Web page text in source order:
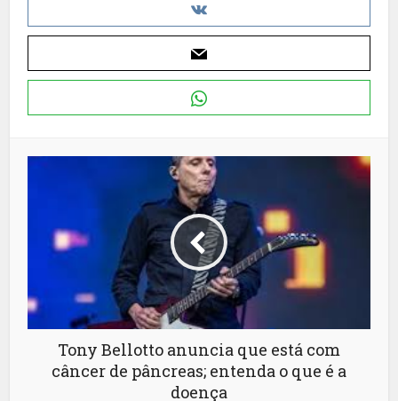
Tony Bellotto anuncia que está com
câncer de pâncreas; entenda o que é a
doença